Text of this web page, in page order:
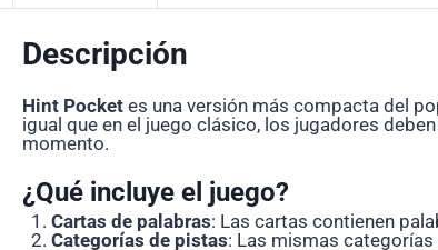
Descripción
Hint Pocket es una versión más compacta del
igual que en el juego clásico, los jugadores
momento.
¿Qué incluye el juego?
Cartas de palabras: Las cartas contienen
Categorías de pistas: Las mismas